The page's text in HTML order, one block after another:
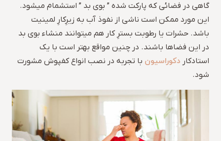
گاهی در فضائی که پارکت شده ” بوی بد ” استشمام میشود.
این مورد ممکن است ناشی از نفوذ آب به زیرِکارِ لمینیت
باشد. حشرات یا رطوبت بسترِ کار هم میتوانند منشاء بوی بد
در این فضاها باشند. در چنین مواقع بهتر است با یک
استادکار دکوراسیون با تجربه در نصب انواع کفپوش مشورت
شود.